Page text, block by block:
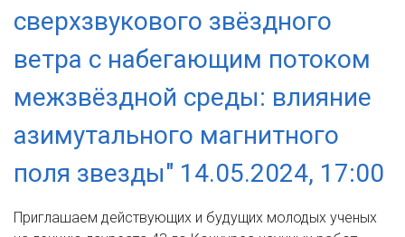
сверхзвукового звёздного
ветра с набегающим потоком
межзвёздной среды: влияние
азимутального магнитного
поля звезды" 14.05.2024, 17:00
Приглашаем действующих и будущих молодых ученых